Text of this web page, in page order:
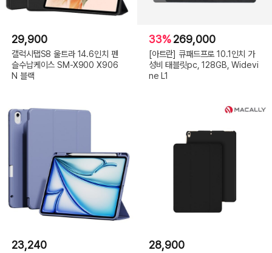
29,900
갤럭시탭S8 울트라 14.6인치 펜
슬수납케이스 SM-X900 X906
N 블랙
33%269,000
[아트란] 큐패드프로 10.1인치 가
성비 태블릿pc, 128GB, Widevi
ne L1
23,240 28,900